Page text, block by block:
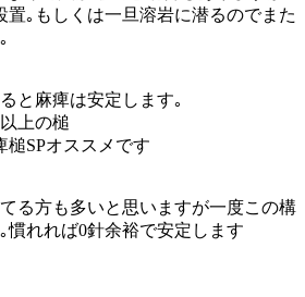
置｡もしくは一旦溶岩に潜るのでまた
と麻痺は安定します｡
上の槌
槌SPオススメです
る方も多いと思いますが一度この構
慣れれば0針余裕で安定します